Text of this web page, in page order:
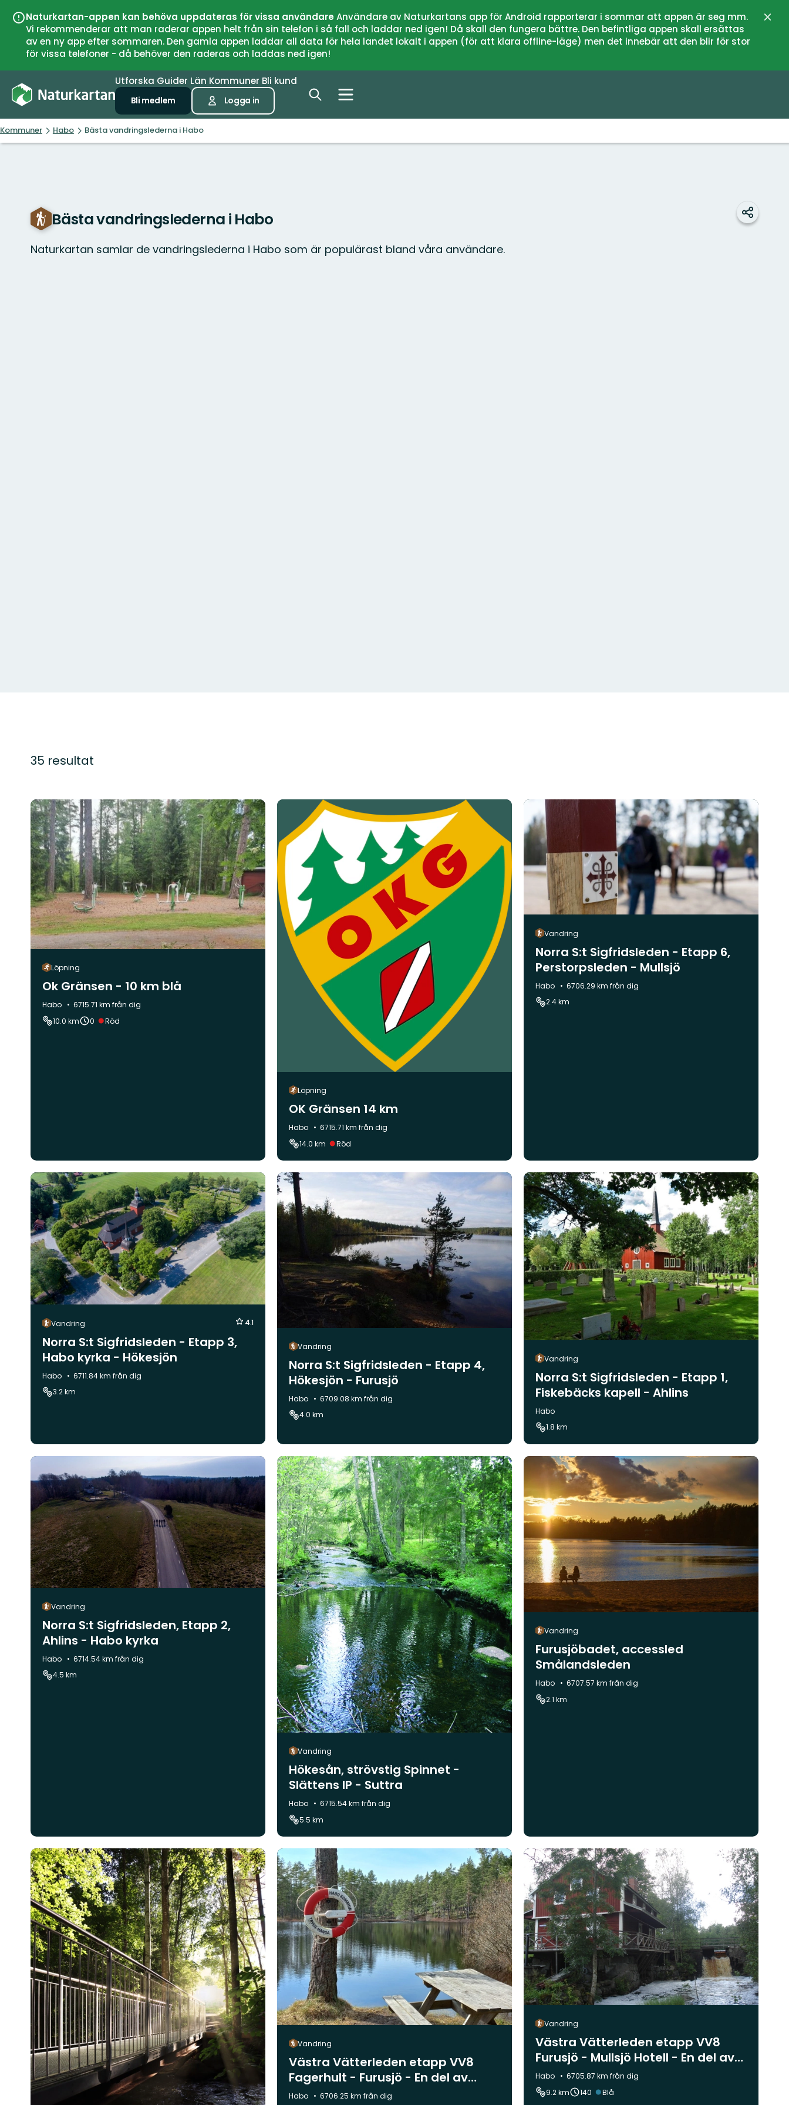
Naturkartan-appen kan behöva uppdateras för vissa användareAnvändare av Naturkartans app för Android rapporterar i sommar att appen är seg mm.
Vi rekommenderar att man raderar appen helt från sin telefon i så fall och laddar ned igen! Då skall den fungera bättre. Den befintliga appen skall ersättas
av en ny app efter sommaren. Den gamla appen laddar all data för hela landet lokalt i appen (för att klara offline-läge) men det innebär att den blir för stor
för vissa telefoner - då behöver den raderas och laddas ned igen!
Utforska Guider Län Kommuner Bli kund
Bli medlem Logga in
Kommuner Habo Bästa vandringslederna i Habo
Bästa vandringslederna i Habo
Naturkartan samlar de vandringslederna i Habo som är populärast bland våra användare.
Dela
35 resultat
Löpning
Ok Gränsen - 10 km blå
Kommun:
Habo
6715.71 km från dig
10.0 km
0 Svårighetsgrad:
Röd
Löpning
OK Gränsen 14 km
Kommun:
Habo
6715.71 km från dig
14.0 km
Svårighetsgrad:
Röd
Vandring
Norra S:t Sigfridsleden - Etapp 6,
Perstorpsleden - Mullsjö
Kommun:
Habo
6706.29 km från dig
2.4 km
Vandring 4.1
Norra S:t Sigfridsleden - Etapp 3,
Habo kyrka - Hökesjön
Kommun:
Habo
6711.84 km från dig
3.2 km
Vandring
Norra S:t Sigfridsleden - Etapp 4,
Hökesjön - Furusjö
Kommun:
Habo
6709.08 km från dig
4.0 km
Vandring
Norra S:t Sigfridsleden - Etapp 1,
Fiskebäcks kapell - Ahlins
Kommun:
Habo
1.8 km
Vandring
Norra S:t Sigfridsleden, Etapp 2,
Ahlins - Habo kyrka
Kommun:
Habo
6714.54 km från dig
4.5 km
Vandring
Hökesån, strövstig Spinnet -
Slättens IP - Suttra
Kommun:
Habo
6715.54 km från dig
5.5 km
Vandring
Furusjöbadet, accessled
Smålandsleden
Kommun:
Habo
6707.57 km från dig
2.1 km
Vandring
Västra Vätterleden etapp VV8
Fagerhult - Furusjö - En del av
Smålandsleden
Kommun:
Habo 6706.25 km från dig
Vandring
Västra Vätterleden etapp VV8
Furusjö - Mullsjö Hotell - En del av
Smålandsleden
Kommun:
Habo
6705.87 km från dig
9.2 km
140 Svårighetsgrad:
Blå